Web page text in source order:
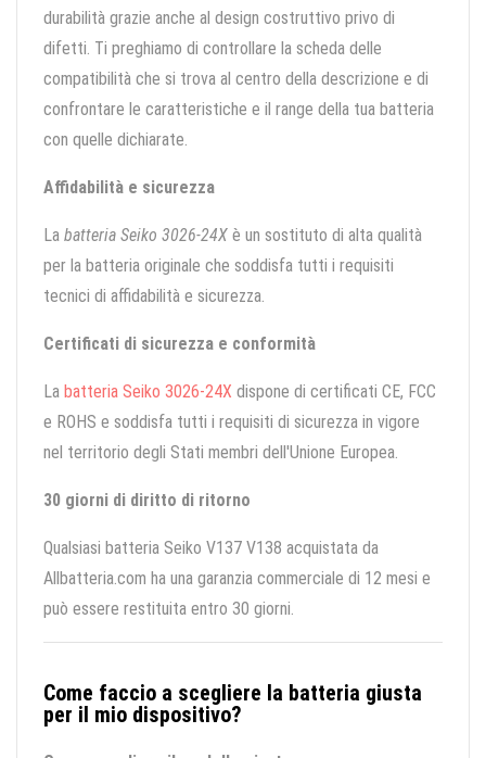
durabilità grazie anche al design costruttivo privo di
difetti. Ti preghiamo di controllare la scheda delle
compatibilità che si trova al centro della descrizione e di
confrontare le caratteristiche e il range della tua batteria
con quelle dichiarate.
Affidabilità e sicurezza
La batteria Seiko 3026-24X è un sostituto di alta qualità
per la batteria originale che soddisfa tutti i requisiti
tecnici di affidabilità e sicurezza.
Certificati di sicurezza e conformità
La batteria Seiko 3026-24X dispone di certificati CE, FCC
e ROHS e soddisfa tutti i requisiti di sicurezza in vigore
nel territorio degli Stati membri dell'Unione Europea.
30 giorni di diritto di ritorno
Qualsiasi batteria Seiko V137 V138 acquistata da
Allbatteria.com ha una garanzia commerciale di 12 mesi e
può essere restituita entro 30 giorni.
Come faccio a scegliere la batteria giusta
per il mio dispositivo?